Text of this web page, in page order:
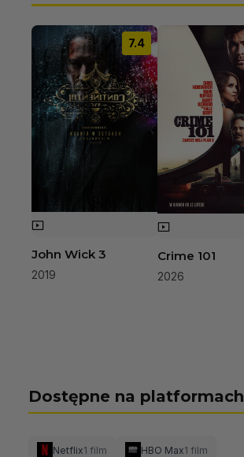
7.4
John Wick 3
2019
Crime 101
2026
Dostępne na platformach
Netflix1 film HBO Max1 film